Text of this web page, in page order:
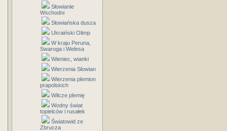
Słowianie
Wschodni
Słowiańska dusza
Ukraiński Olimp
W kraju Peruna,
Swaroga i Welesa
Wieniec, wianki
Wierzenia Słowian
Wierzenia plemion
prapolskich
Wilcze plemię
Wodny świat
topielców i rusałek
Światowid ze
Zbrucza